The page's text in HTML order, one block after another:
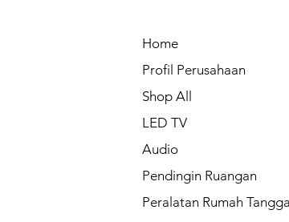
Home
Profil Perusahaan
Shop All
LED TV
Audio
Pendingin Ruangan
Peralatan Rumah Tangga